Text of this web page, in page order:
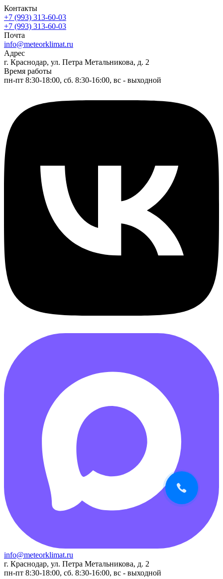
Контакты
+7 (993) 313-60-03
+7 (993) 313-60-03
Почта
info@meteorklimat.ru
Адрес
г. Краснодар, ул. Петра Метальникова, д. 2
Время работы
пн-пт 8:30-18:00, сб. 8:30-16:00, вс - выходной
info@meteorklimat.ru
г. Краснодар, ул. Петра Метальникова, д. 2
пн-пт 8:30-18:00, сб. 8:30-16:00, вс - выходной